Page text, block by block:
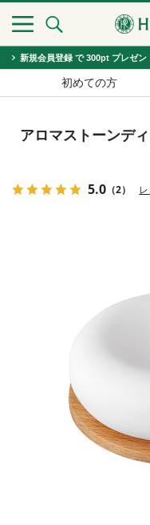
新規会員登録 で 300pt プレゼン
初めての方
アロマストーンデ
5.0（2）